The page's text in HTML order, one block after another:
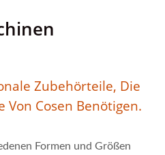
Zubehörteile, Die
Von Cosen Benötigen.
Formen und Größen